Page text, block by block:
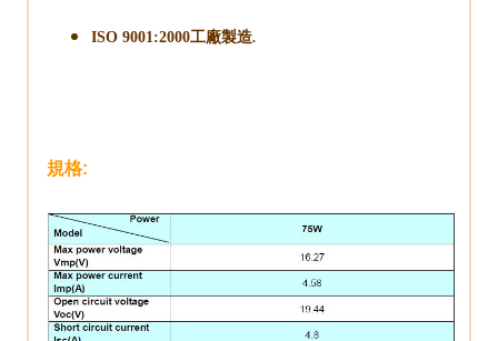
ISO 9001:2000工廠製造.
規格: